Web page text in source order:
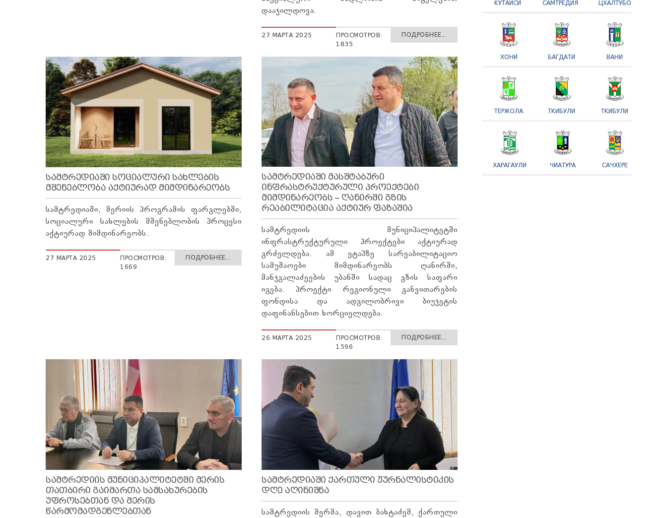
დააჯილდოვა.
27 МАРТА 2025
ПРОСМОТРОВ:
1835
ПОДРОБНЕЕ...
ᲡᲐᲛᲢᲠᲔᲓᲘᲐᲨᲘ ᲡᲝᲪᲘᲐᲚᲣᲠᲘ ᲡᲐᲮᲚᲔᲑᲘᲡ
ᲛᲨᲔᲜᲔᲑᲚᲝᲑᲐ ᲐᲥᲢᲘᲣᲠᲐᲓ ᲛᲘᲛᲓᲘᲜᲐᲠᲔᲝᲑᲡ
სამტრედიაში, მერიის პროგრამის ფარგლებში,
სოციალური სახლების მშენებლობის პროცესი
აქტიურად მიმდინარეობს.
27 МАРТА 2025
ПРОСМОТРОВ:
1669
ПОДРОБНЕЕ...
ᲡᲐᲛᲢᲠᲔᲓᲘᲐᲨᲘ ᲛᲐᲡᲨᲢᲐᲑᲣᲠᲘ
ᲘᲜᲤᲠᲐᲡᲢᲠᲣᲥᲢᲣᲠᲣᲚᲘ ᲞᲠᲝᲔᲥᲢᲔᲑᲘ
ᲛᲘᲛᲓᲘᲜᲐᲠᲔᲝᲑᲡ – ᲦᲐᲜᲘᲠᲨᲘ ᲒᲖᲘᲡ
ᲠᲔᲐᲑᲘᲚᲘᲢᲐᲪᲘᲐ ᲐᲥᲢᲘᲣᲠ ᲤᲐᲖᲐᲨᲘᲐ
სამტრედიის მუნიციპალიტეტში
ინფრასტრუქტურული პროექტები აქტიურად
გრძელდება. ამ ეტაპზე სარეაბილიტაციო
სამუშაოები მიმდინარეობს ღანირში,
მანჯგალაძეების უბანში სადაც გზის საფარი
იგება. პროექტი რეგიონული განვითარების
ფონდისა და ადგილობრივი ბიუჯეტის
დაფინანსებით ხორციელდება.
26 МАРТА 2025
ПРОСМОТРОВ:
1596
ПОДРОБНЕЕ...
ᲡᲐᲛᲢᲠᲔᲓᲘᲘᲡ ᲛᲣᲜᲘᲪᲘᲞᲐᲚᲘᲢᲔᲢᲨᲘ ᲛᲔᲠᲘᲡ
ᲗᲐᲗᲑᲘᲠᲘ ᲒᲐᲘᲛᲐᲠᲗᲐ ᲡᲐᲛᲡᲐᲮᲣᲠᲔᲑᲘᲡ
ᲣᲤᲠᲝᲡᲔᲑᲗᲐᲜ ᲓᲐ ᲛᲔᲠᲘᲡ
ᲬᲐᲠᲛᲝᲛᲐᲓᲒᲔᲜᲚᲔᲑᲗᲐᲜ
ᲡᲐᲛᲢᲠᲔᲓᲘᲐᲨᲘ ᲥᲐᲠᲗᲣᲚᲘ ᲟᲣᲠᲜᲐᲚᲘᲡᲢᲘᲙᲘᲡ
ᲓᲦᲔ ᲐᲦᲘᲜᲘᲨᲜᲐ
სამტრედიის მერმა, დავით ბახტაძემ, ქართული
КУТАИСИ САМТРЕДИЯ ЦХАЛТУБО
ХОНИ БАГДАТИ ВАНИ
ТЕРЖОЛА ТКИБУЛИ ТКИБУЛИ
ХАРАГАУЛИ ЧИАТУРА САЧХЕРЕ